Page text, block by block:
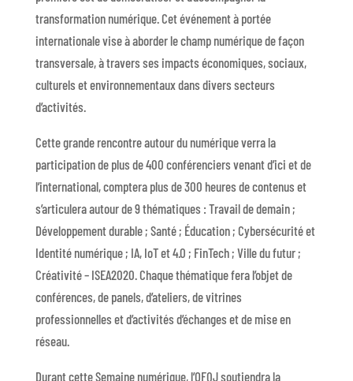
transformation numérique. Cet événement à portée
internationale vise à aborder le champ numérique de façon
transversale, à travers ses impacts économiques, sociaux,
culturels et environnementaux dans divers secteurs
d’activités.
Cette grande rencontre autour du numérique verra la
participation de plus de 400 conférenciers venant d’ici et de
l’international, comptera plus de 300 heures de contenus et
s’articulera autour de 9 thématiques : Travail de demain ;
Développement durable ; Santé ; Éducation ; Cybersécurité et
Identité numérique ; IA, IoT et 4.0 ; FinTech ; Ville du futur ;
Créativité – ISEA2020. Chaque thématique fera l’objet de
conférences, de panels, d’ateliers, de vitrines
professionnelles et d’activités d’échanges et de mise en
réseau.
Durant cette Semaine numérique, l’OFQJ soutiendra la